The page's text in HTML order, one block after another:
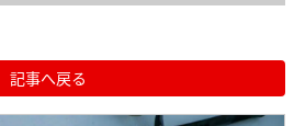
記事へ戻る